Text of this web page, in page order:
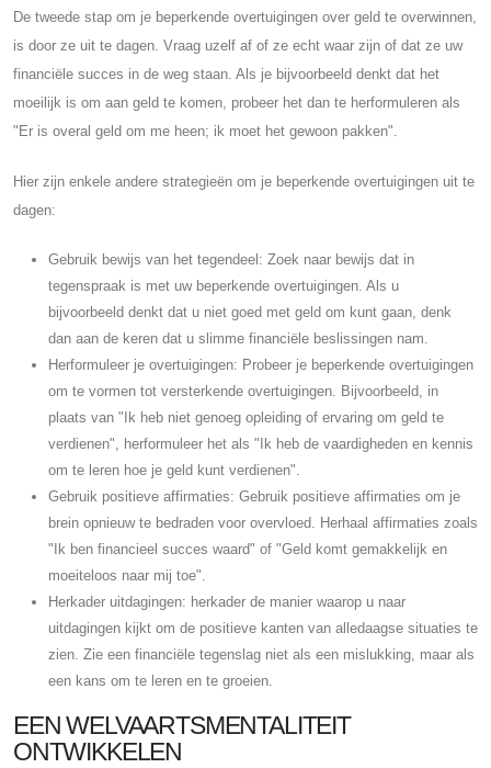
De tweede stap om je beperkende overtuigingen over geld te overwinnen,
is door ze uit te dagen. Vraag uzelf af of ze echt waar zijn of dat ze uw
financiële succes in de weg staan. Als je bijvoorbeeld denkt dat het
moeilijk is om aan geld te komen, probeer het dan te herformuleren als
"Er is overal geld om me heen; ik moet het gewoon pakken".
Hier zijn enkele andere strategieën om je beperkende overtuigingen uit te
dagen:
Gebruik bewijs van het tegendeel: Zoek naar bewijs dat in
tegenspraak is met uw beperkende overtuigingen. Als u
bijvoorbeeld denkt dat u niet goed met geld om kunt gaan, denk
dan aan de keren dat u slimme financiële beslissingen nam.
Herformuleer je overtuigingen: Probeer je beperkende overtuigingen
om te vormen tot versterkende overtuigingen. Bijvoorbeeld, in
plaats van "Ik heb niet genoeg opleiding of ervaring om geld te
verdienen", herformuleer het als "Ik heb de vaardigheden en kennis
om te leren hoe je geld kunt verdienen".
Gebruik positieve affirmaties: Gebruik positieve affirmaties om je
brein opnieuw te bedraden voor overvloed. Herhaal affirmaties zoals
"Ik ben financieel succes waard" of "Geld komt gemakkelijk en
moeiteloos naar mij toe".
Herkader uitdagingen: herkader de manier waarop u naar
uitdagingen kijkt om de positieve kanten van alledaagse situaties te
zien. Zie een financiële tegenslag niet als een mislukking, maar als
een kans om te leren en te groeien.
EEN WELVAARTSMENTALITEIT
ONTWIKKELEN